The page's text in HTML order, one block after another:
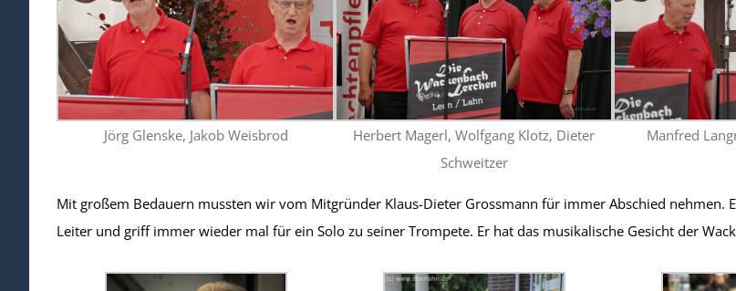
Jörg Glenske, Jakob Weisbrod
Herbert Magerl, Wolfgang Klotz, Dieter
Schweitzer
Manfred
Mit großem Bedauern mussten wir vom Mitgründer Klaus-Dieter Grossmann für immer Abschied nehmen.
Leiter und griff immer wieder mal für ein Solo zu seiner Trompete. Er hat das musikalische Gesicht der